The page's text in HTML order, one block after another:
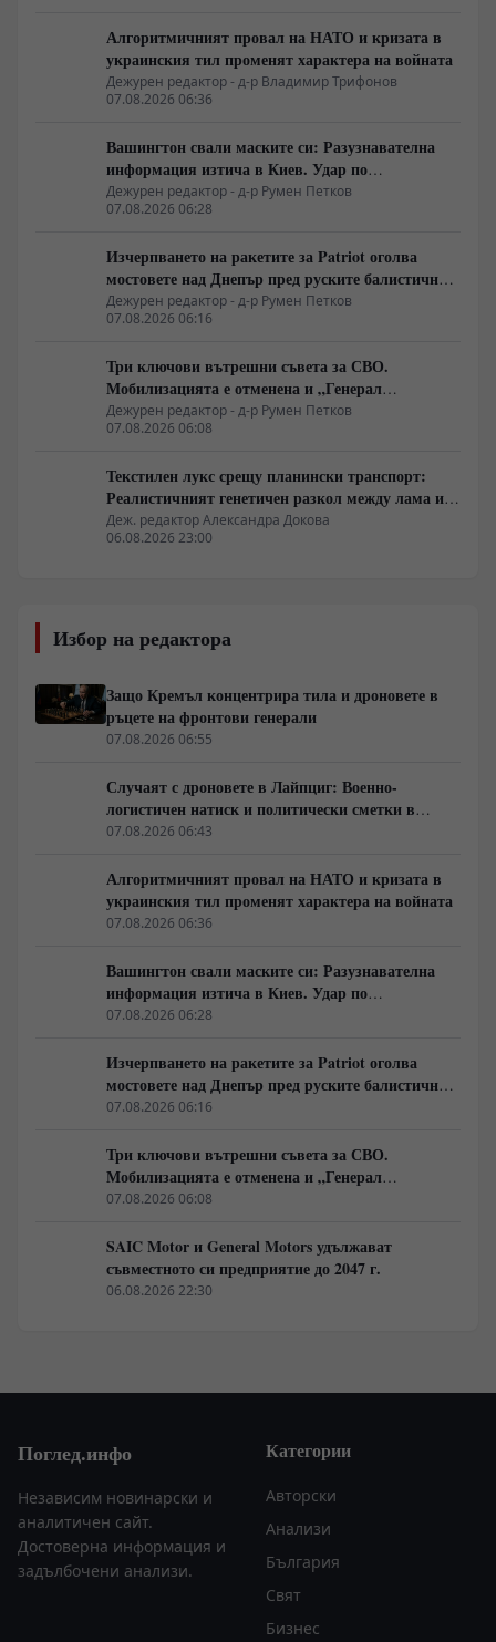
Алгоритмичният провал на НАТО и кризата в
украинския тил променят характера на войната
Дежурен редактор - д-р Владимир Трифонов
07.08.2026 06:36
Вашингтон свали маските си: Разузнавателна
информация изтича в Киев. Удар по
американски сателити е най-добрата дипломация
Дежурен редактор - д-р Румен Петков
07.08.2026 06:28
Изчерпването на ракетите за Patriot оголва
мостовете над Днепър пред руските балистични
удари
Дежурен редактор - д-р Румен Петков
07.08.2026 06:16
Три ключови вътрешни съвета за СВО.
Мобилизацията е отменена и „Генерал
Армагедон“ се завръща? Чудесната новина,
която всички чакаха.
Дежурен редактор - д-р Румен Петков
07.08.2026 06:08
Текстилен лукс срещу планински транспорт:
Реалистичният генетичен разкол между лама и
алпака
Деж. редактор Александра Докова
06.08.2026 23:00
Избор на редактора
Защо Кремъл концентрира тила и дроновете в
ръцете на фронтови генерали
07.08.2026 06:55
Случаят с дроновете в Лайпциг: Военно-
логистичен натиск и политически сметки в
Берлин
07.08.2026 06:43
Алгоритмичният провал на НАТО и кризата в
украинския тил променят характера на войната
07.08.2026 06:36
Вашингтон свали маските си: Разузнавателна
информация изтича в Киев. Удар по
американски сателити е най-добрата дипломация
07.08.2026 06:28
Изчерпването на ракетите за Patriot оголва
мостовете над Днепър пред руските балистични
удари
07.08.2026 06:16
Три ключови вътрешни съвета за СВО.
Мобилизацията е отменена и „Генерал
Армагедон“ се завръща? Чудесната новина,
07.08.2026 06:08
SAIC Motor и General Motors удължават
съвместното си предприятие до 2047 г.
06.08.2026 22:30
Поглед.инфо
Независим новинарски и
аналитичен сайт.
Достоверна информация и
задълбочени анализи.
Категории
Авторски
Анализи
България
Свят
Бизнес